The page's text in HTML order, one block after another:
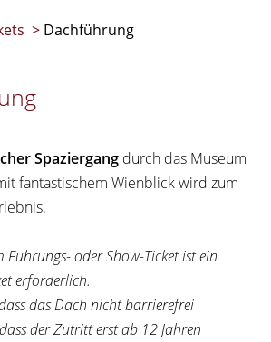
> Dachführung
Spaziergang durch das Museum
fantastischem Wienblick wird zum
Führungs- oder Show-Ticket ist ein
erforderlich.
das Dach nicht barrierefrei
der Zutritt erst ab 12 Jahren